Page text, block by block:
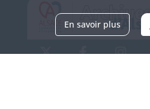
En savoir plus